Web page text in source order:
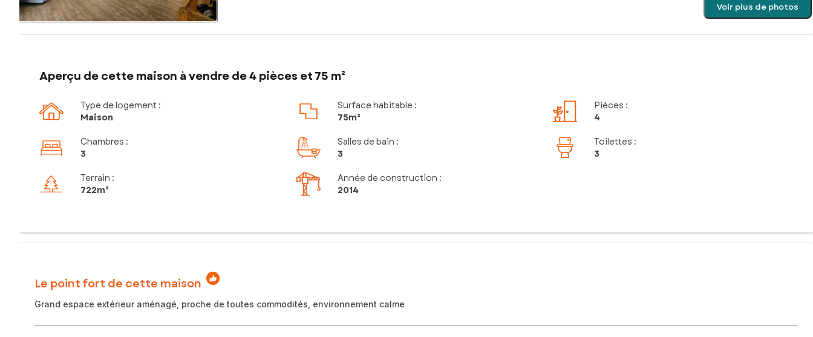
Voir plus de photos
Aperçu de cette maison à vendre de 4 pièces et 75 m²
Type de logement :
Maison
Surface habitable :
75m²
Pièces :
4
Chambres :
3
Salles de bain :
3
Toilettes :
3
Terrain :
722m²
Année de construction :
2014
Le point fort de cette maison
Grand espace extérieur aménagé, proche de toutes commodités, environnement calme